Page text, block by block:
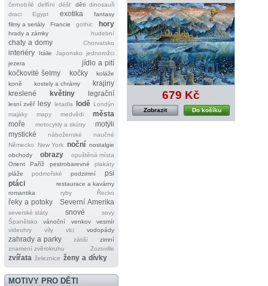
černobílé
delfíni déšť děti dinosauři
draci
Egypt exotika
fantasy
filmy a seriály
Francie gothic hory
hrady a zámky hudební
chaty a domy Chorvatsko
interiéry Itálie Japonsko
jednorožci
jezera
jídlo a pití
kočkovité šelmy
kočky
koláže
koně
kostely a chrámy
krajiny
kreslené
květiny legrační
lesní zvěř lesy letadla lodě Londýn
majáky
mapy medvědi
města
moře
motocykly a skútry
motýli
mystické
náboženské
naučné
Německo
New York noční nostalgie
obchody
obrazy
opuštěná místa
Orient
Paříž pestrobarevné
plakáty
pláže
podmořské podzimní
psi
ptáci
restaurace a kavárny
romantika
ryby Řecko
řeky a potoky Severní Amerika
severské státy snové
sovy
Španělsko
vánoční venkov
vesmír
videohry
víly vlci vodopády
zahrady a parky zátiší
zimní
znamení zvěrokruhu
Zozoville
zvířata železnice ženy a dívky
MOTIVY PRO DĚTI
679 Kč
Do košíku
Zobrazit